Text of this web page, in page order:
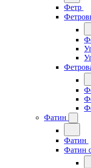
Фетр
Фатин
Фатин
Фатин